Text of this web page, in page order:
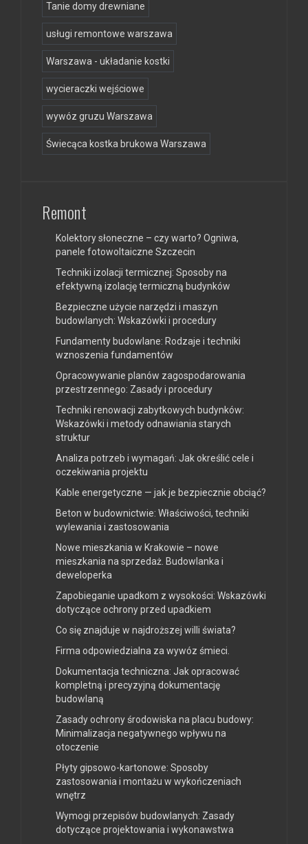
Tanie domy drewniane
usługi remontowe warszawa
Warszawa - układanie kostki
wycieraczki wejściowe
wywóz gruzu Warszawa
Świecąca kostka brukowa Warszawa
Remont
Kolektory słoneczne – czy warto? Ogniwa,
panele fotowoltaiczne Szczecin
Techniki izolacji termicznej: Sposoby na
efektywną izolację termiczną budynków
Bezpieczne użycie narzędzi i maszyn
budowlanych: Wskazówki i procedury
Fundamenty budowlane: Rodzaje i techniki
wznoszenia fundamentów
Opracowywanie planów zagospodarowania
przestrzennego: Zasady i procedury
Techniki renowacji zabytkowych budynków:
Wskazówki i metody odnawiania starych
struktur
Analiza potrzeb i wymagań: Jak określić cele i
oczekiwania projektu
Kable energetyczne — jak je bezpiecznie obciąć?
Beton w budownictwie: Właściwości, techniki
wylewania i zastosowania
Nowe mieszkania w Krakowie – nowe
mieszkania na sprzedaż. Budowlanka i
deweloperka
Zapobieganie upadkom z wysokości: Wskazówki
dotyczące ochrony przed upadkiem
Co się znajduje w najdroższej willi świata?
Firma odpowiedzialna za wywóz śmieci.
Dokumentacja techniczna: Jak opracować
kompletną i precyzyjną dokumentację
budowlaną
Zasady ochrony środowiska na placu budowy:
Minimalizacja negatywnego wpływu na
otoczenie
Płyty gipsowo-kartonowe: Sposoby
zastosowania i montażu w wykończeniach
wnętrz
Wymogi przepisów budowlanych: Zasady
dotyczące projektowania i wykonawstwa